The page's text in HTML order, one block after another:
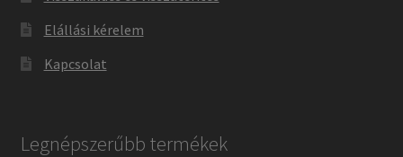
Elállási kérelem
Kapcsolat
Legnépszerűbb termékek